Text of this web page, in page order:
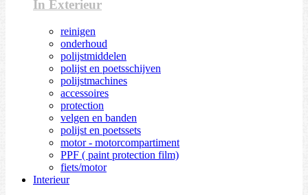
In Exterieur
reinigen
onderhoud
polijstmiddelen
polijst en poetsschijven
polijstmachines
accessoires
protection
velgen en banden
polijst en poetssets
motor - motorcompartiment
PPF ( paint protection film)
fiets/motor
Interieur